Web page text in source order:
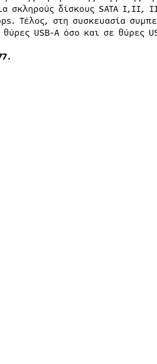
σκληρούς δίσκους SATA
Τέλος, στη συσκευασία
USB-A όσο και σε θύρες